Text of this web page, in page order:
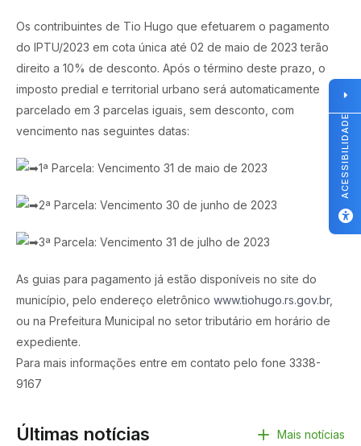
Os contribuintes de Tio Hugo que efetuarem o pagamento
do IPTU/2023 em cota única até 02 de maio de 2023 terão
direito a 10% de desconto. Após o término deste prazo, o
imposto predial e territorial urbano será automaticamente
parcelado em 3 parcelas iguais, sem desconto, com
vencimento nas seguintes datas:
1ª Parcela: Vencimento 31 de maio de 2023
2ª Parcela: Vencimento 30 de junho de 2023
3ª Parcela: Vencimento 31 de julho de 2023
As guias para pagamento já estão disponíveis no site do
município, pelo endereço eletrônico www.tiohugo.rs.gov.br,
ou na Prefeitura Municipal no setor tributário em horário de
expediente.
Para mais informações entre em contato pelo fone 3338-
9167
Últimas notícias Mais notícias
ACESSIBILIDADE